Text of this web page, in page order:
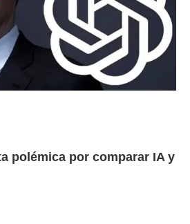
polémica por comparar IA y